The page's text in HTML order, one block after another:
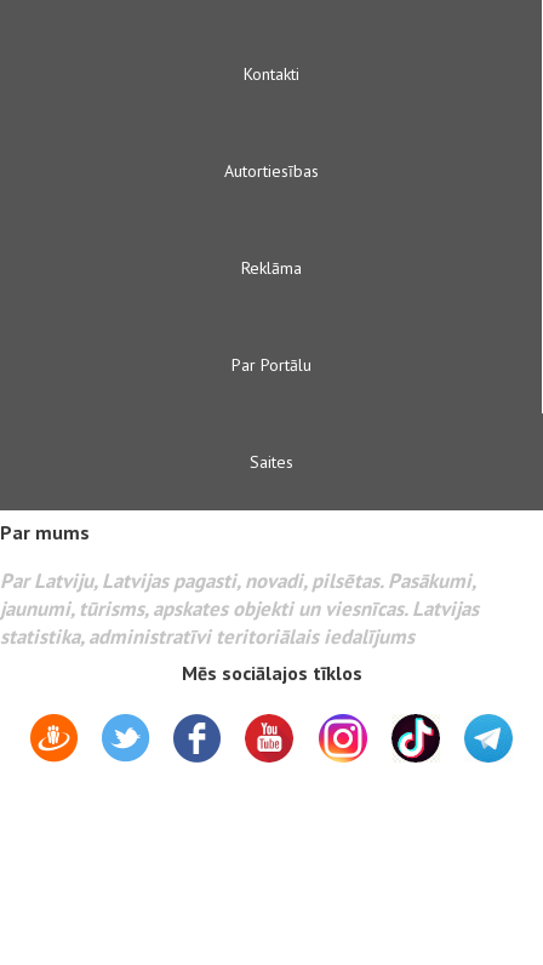
Kontakti
Autortiesības
Reklāma
Par Portālu
Saites
Par mums
Par Latviju, Latvijas pagasti, novadi, pilsētas. Pasākumi,
jaunumi, tūrisms, apskates objekti un viesnīcas. Latvijas
statistika, administratīvi teritoriālais iedalījums
Mēs sociālajos tīklos